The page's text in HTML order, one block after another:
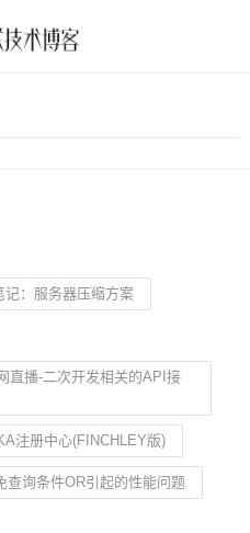
记：服务器压缩方案
直播-二次开发相关的API接
注册中心(FINCHLEY版)
询条件OR引起的性能问题